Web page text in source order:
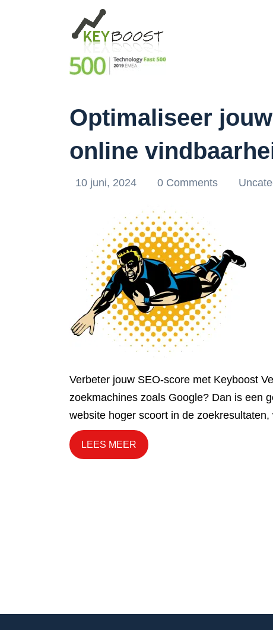
Optimaliseer
online
10 juni, 2024 0 Comments
Verbeter jouw SEO-score met Keyboost
zoekmachines zoals Google? Dan is een
website hoger scoort in de
LEES MEER